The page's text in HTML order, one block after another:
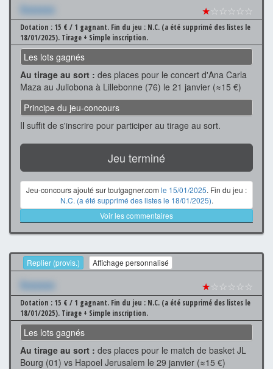
Xxxxxxx ★☆☆☆☆☆
Dotation : 15 € / 1 gagnant. Fin du jeu : N.C. (a été supprimé des listes le
18/01/2025). Tirage + Simple inscription.
Les lots gagnés
Au tirage au sort : des places pour le concert d'Ana Carla
Maza au Juliobona à Lillebonne (76) le 21 janvier (≈15 €)
Principe du jeu-concours
Il suffit de s'inscrire pour participer au tirage au sort.
Jeu terminé
Jeu-concours ajouté sur toutgagner.com le 15/01/2025. Fin du jeu :
N.C. (a été supprimé des listes le 18/01/2025).
Voir les commentaires
Replier (provis.) Affichage personnalisé
Xxxxxxx ★☆☆☆☆☆
Dotation : 15 € / 1 gagnant. Fin du jeu : N.C. (a été supprimé des listes le
18/01/2025). Tirage + Simple inscription.
Les lots gagnés
Au tirage au sort : des places pour le match de basket JL
Bourg (01) vs Hapoel Jerusalem le 29 janvier (≈15 €)